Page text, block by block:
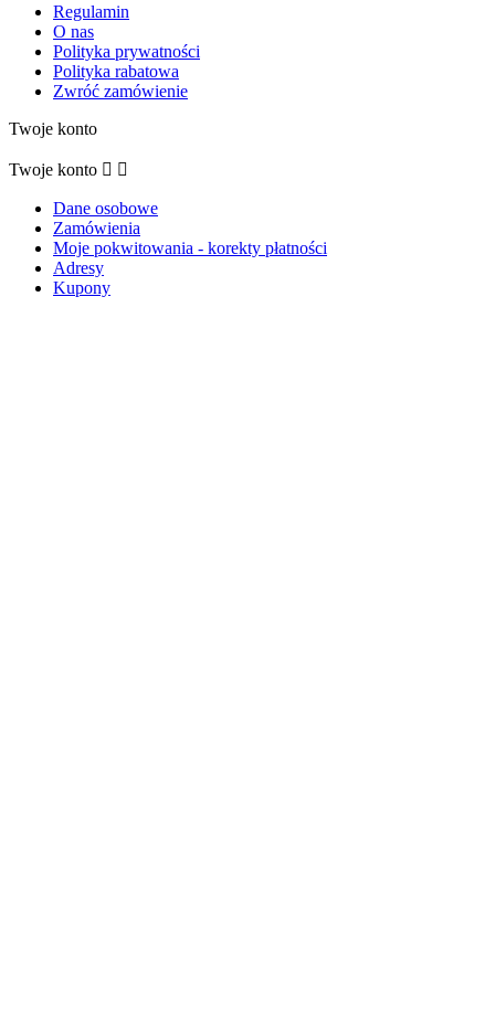
Regulamin
O nas
Polityka prywatności
Polityka rabatowa
Zwróć zamówienie
Twoje konto
Twoje konto  
Dane osobowe
Zamówienia
Moje pokwitowania - korekty płatności
Adresy
Kupony